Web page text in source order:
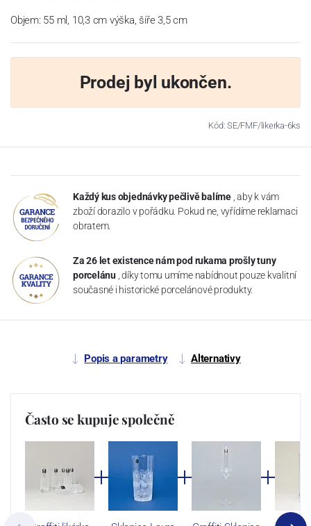
Objem: 55 ml, 10,3 cm výška, šíře 3,5 cm
Prodej byl ukončen.
Kód: SE/FMF/likerka-6ks
Každý kus objednávky pečlivě balíme , aby k vám
zboží dorazilo v pořádku. Pokud ne, vyřídíme reklamaci
obratem.
Za 26 let existence nám pod rukama prošly tuny
porcelánu , díky tomu umíme nabídnout pouze kvalitní
současné i historické porcelánové produkty.
Popis a parametry Alternativy
Často se kupuje společně